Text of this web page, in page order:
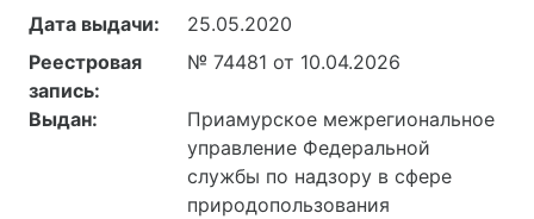
Дата выдачи:
25.05.2020
Реестровая
запись:
№ 74481 от 10.04.2026
Выдан:
Приамурское межрегиональное
управление Федеральной
службы по надзору в сфере
природопользования